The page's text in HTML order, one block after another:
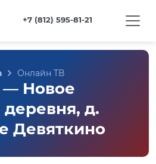
+7 (812) 595-81-21
Онлайн ТВ
— Новое
д.
Девяткино